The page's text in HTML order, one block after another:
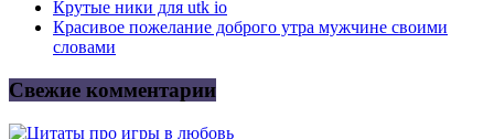
Крутые ники для utk io
Красивое пожелание доброго утра мужчине своими
словами
Свежие комментарии